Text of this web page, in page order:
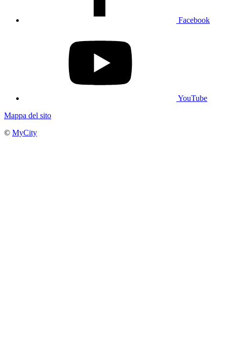
Facebook
YouTube
Mappa del sito
© MyCity